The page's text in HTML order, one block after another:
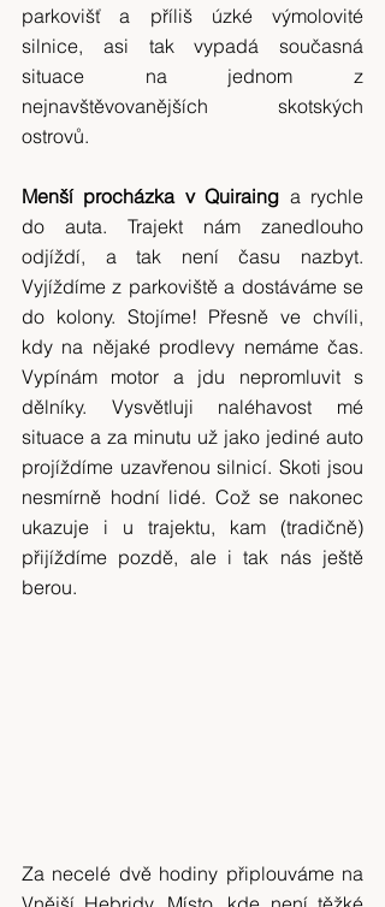
parkovišť a příliš úzké výmolovité
silnice, asi tak vypadá současná
situace na jednom z
nejnavštěvovanějších skotských
ostrovů.
Menší procházka v Quiraing a rychle
do auta. Trajekt nám zanedlouho
odjíždí, a tak není času nazbyt.
Vyjíždíme z parkoviště a dostáváme se
do kolony. Stojíme! Přesně ve chvíli,
kdy na nějaké prodlevy nemáme čas.
Vypínám motor a jdu nepromluvit s
dělníky. Vysvětluji naléhavost mé
situace a za minutu už jako jediné auto
projíždíme uzavřenou silnicí. Skoti jsou
nesmírně hodní lidé. Což se nakonec
ukazuje i u trajektu, kam (tradičně)
přijíždíme pozdě, ale i tak nás ještě
berou.
Za necelé dvě hodiny připlouváme na